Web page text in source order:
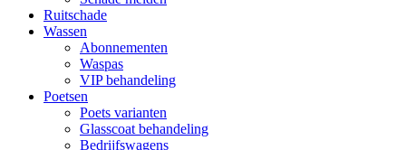
Ruitschade
Wassen
Abonnementen
Waspas
VIP behandeling
Poetsen
Poets varianten
Glasscoat behandeling
Bedrijfswagens